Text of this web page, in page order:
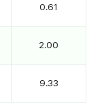
0.61
2.00
9.33